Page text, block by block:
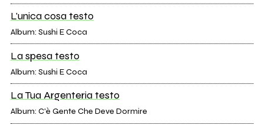
L'unica cosa testo
Album: Sushi E Coca
La spesa testo
Album: Sushi E Coca
La Tua Argenteria testo
Album: C'è Gente Che Deve Dormire